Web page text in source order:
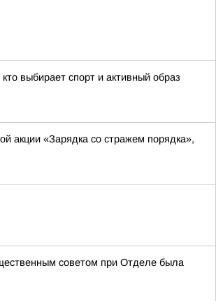
выбирает спорт и активный образ
акции «Зарядка со стражем порядка»,
советом при Отделе была